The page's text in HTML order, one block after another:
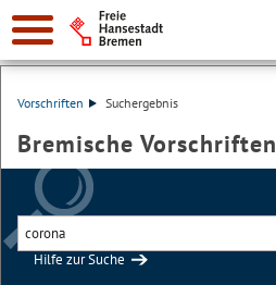
Vorschriften Suchergebnis
Bremische Vorschriften
Hilfe zur Suche